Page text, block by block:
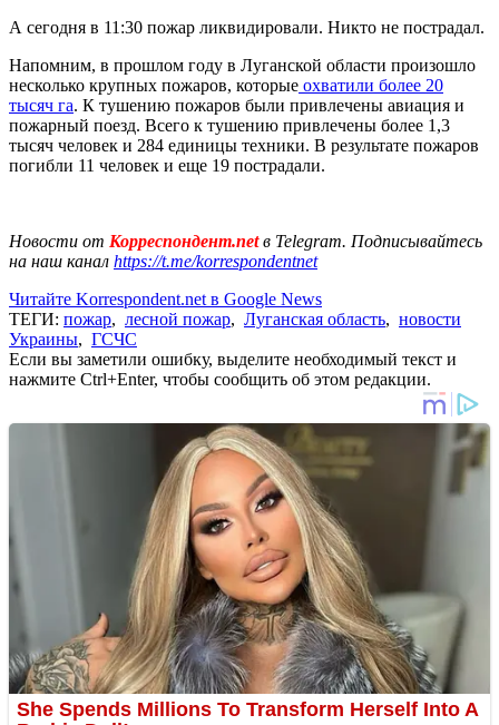
А сегодня в 11:30 пожар ликвидировали. Никто не пострадал.
Напомним, в прошлом году в Луганской области произошло
несколько крупных пожаров, которые охватили более 20
тысяч га. К тушению пожаров были привлечены авиация и
пожарный поезд. Всего к тушению привлечены более 1,3
тысяч человек и 284 единицы техники. В результате пожаров
погибли 11 человек и еще 19 пострадали.
Новости от Корреспондент.netв Telegram. Подписывайтесь
на наш канал https://t.me/korrespondentnet
Читайте Korrespondent.net в Google News
ТЕГИ: пожар, лесной пожар, Луганская область, новости
Украины, ГСЧС
Если вы заметили ошибку, выделите необходимый текст и
нажмите Ctrl+Enter, чтобы сообщить об этом редакции.